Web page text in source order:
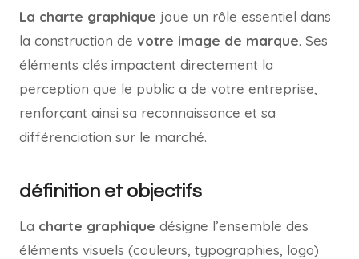
La charte graphique joue un rôle essentiel dans
la construction de votre image de marque. Ses
éléments clés impactent directement la
perception que le public a de votre entreprise,
renforçant ainsi sa reconnaissance et sa
différenciation sur le marché.
définition et objectifs
La charte graphique désigne l’ensemble des
éléments visuels (couleurs, typographies, logo)